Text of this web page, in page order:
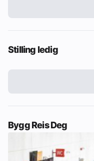
Stilling ledig
Bygg Reis Deg